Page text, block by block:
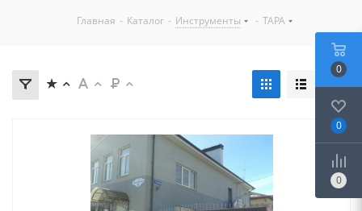
Главная - Каталог - Инструменты - ТАРА
0
0
0